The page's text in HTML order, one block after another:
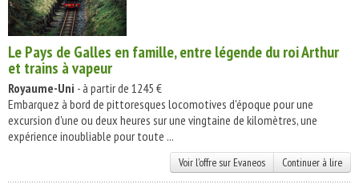
Le Pays de Galles en famille, entre légende du roi Arthur
et trains à vapeur
Royaume-Uni - à partir de 1245 €
Embarquez à bord de pittoresques locomotives d'époque pour une
excursion d'une ou deux heures sur une vingtaine de kilomètres, une
expérience inoubliable pour toute ...
Voir l'offre sur Evaneos Continuer à lire